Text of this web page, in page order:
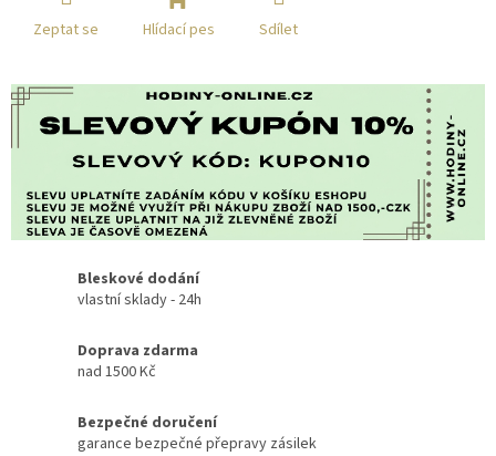
Zeptat se Hlídací pes Sdílet
Bleskové dodání
vlastní sklady - 24h
Doprava zdarma
nad 1500 Kč
Bezpečné doručení
garance bezpečné přepravy zásilek